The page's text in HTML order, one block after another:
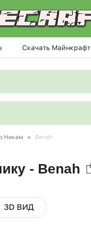
Скачать Майнкрафт
Никам » Benah
- Benah
3D ВИД